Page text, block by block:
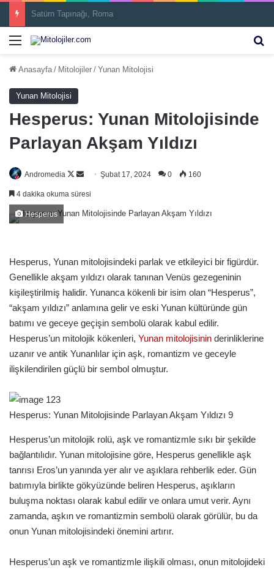
İnari
Menü
Anasayfa / Mitolojiler / Yunan Mitolojisi
Yunan Mitolojisi
Hesperus: Yunan Mitolojisinde
Parlayan Akşam Yıldızı
Andromedia
Follow
Bir
göndermek
Şubat 17, 2024 0 160
4 dakika okuma süresi
Hesperus
Hesperus, Yunan mitolojisindeki parlak ve etkileyici bir figürdür.
Genellikle akşam yıldızı olarak tanınan Venüs gezegeninin
kişileştirilmiş halidir. Yunanca kökenli bir isim olan “Hesperus”,
“akşam yıldızı” anlamına gelir ve eski Yunan kültüründe gün
batımı ve geceye geçişin sembolü olarak kabul edilir.
Hesperus’un mitolojik kökenleri, Yunan mitolojisinin derinliklerine
uzanır ve antik Yunanlılar için aşk, romantizm ve geceyle
ilişkilendirilen güçlü bir sembol olmuştur.
Hesperus: Yunan Mitolojisinde Parlayan Akşam Yıldızı 9
Hesperus’un mitolojik rolü, aşk ve romantizmle sıkı bir şekilde
bağlantılıdır. Yunan mitolojisine göre, Hesperus genellikle aşk
tanrısı Eros’un yanında yer alır ve aşıklara rehberlik eder. Gün
batımıyla birlikte gökyüzünde beliren Hesperus, aşıkların
buluşma noktası olarak kabul edilir ve onlara umut verir. Aynı
zamanda, aşkın ve romantizmin sembolü olarak görülür, bu da
onun Yunan mitolojisindeki önemini artırır.
Hesperus’un aşk ve romantizmle ilişkili olması, onun mitolojideki